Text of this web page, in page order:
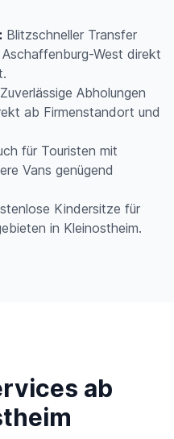
Blitzschneller Transfer
West direkt
Zuverlässige Abholungen
ab Firmenstandort und
für Touristen mit
Vans genügend
Kindersitze für
in Kleinostheim.
ab